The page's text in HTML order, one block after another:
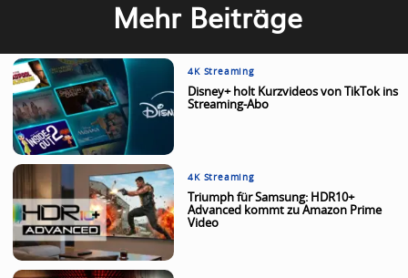
Mehr Beiträge
4K Streaming
Disney+ holt Kurzvideos von TikTok ins
Streaming-Abo
4K Streaming
Triumph für Samsung: HDR10+
Advanced kommt zu Amazon Prime
Video